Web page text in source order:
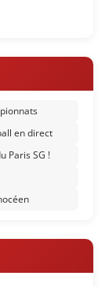
en direct
Paris SG !